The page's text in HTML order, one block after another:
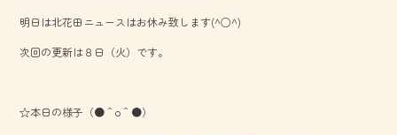
明日は北花田ニュースはお休み致します(^○^)
次回の更新は８日（火）です。
☆本日の様子（●＾o＾●）